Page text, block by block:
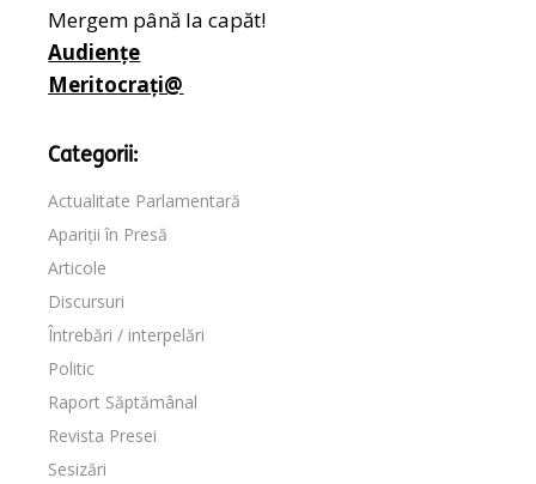
Mergem până la capăt!
Audiențe
Meritocrați@
Categorii:
Actualitate Parlamentară
Apariții în Presă
Articole
Discursuri
Întrebări / interpelări
Politic
Raport Săptămânal
Revista Presei
Sesizări